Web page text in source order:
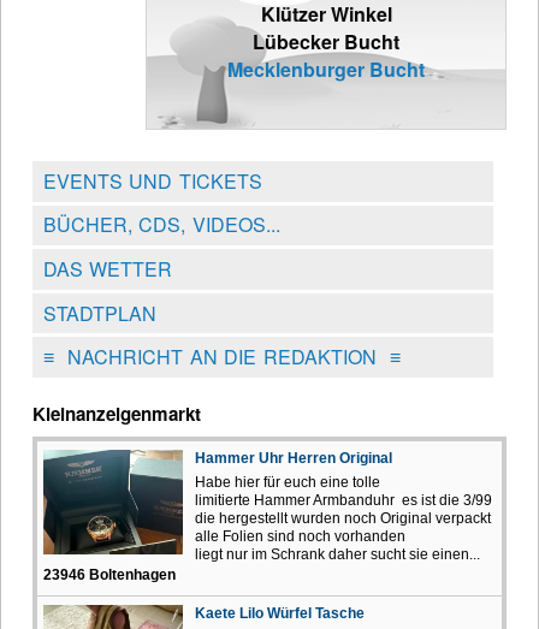
Klützer Winkel
Lübecker Bucht
Mecklenburger Bucht
EVENTS UND TICKETS
BÜCHER, CDS, VIDEOS...
DAS WETTER
STADTPLAN
≡NACHRICHT AN DIE REDAKTION ≡
Kleinanzeigenmarkt
Hammer Uhr Herren Original
Habe hier für euch eine tolle
limitierte Hammer Armbanduhr es ist die 3/99
die hergestellt wurden noch Original verpackt
alle Folien sind noch vorhanden
liegt nur im Schrank daher sucht sie einen...
23946 Boltenhagen
Kaete Lilo Würfel Tasche